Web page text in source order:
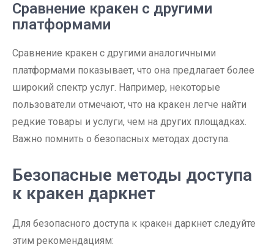
Сравнение кракен с другими
платформами
Сравнение кракен с другими аналогичными
платформами показывает, что она предлагает более
широкий спектр услуг. Например, некоторые
пользователи отмечают, что на кракен легче найти
редкие товары и услуги, чем на других площадках.
Важно помнить о безопасных методах доступа.
Безопасные методы доступа
к кракен даркнет
Для безопасного доступа к кракен даркнет следуйте
этим рекомендациям: